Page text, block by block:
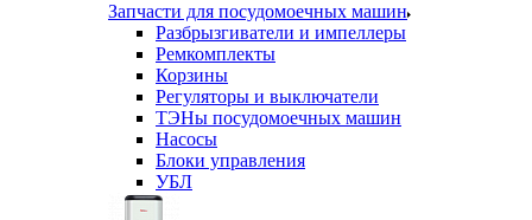
Запчасти для посудомоечных машин
Разбрызгиватели и импеллеры
Ремкомплекты
Корзины
Регуляторы и выключатели
ТЭНы посудомоечных машин
Насосы
Блоки управления
УБЛ